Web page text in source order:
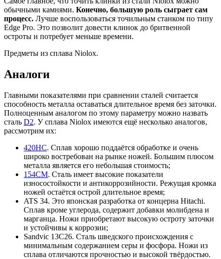
обычными камнями. Конечно, большую роль сыграет сам
процесс. Лучше воспользоваться точильным станком по типу
Edge Pro. Это позволит довести клинок до бритвенной
остроты и потребует меньше времени.
Предметы из сплава Niolox.
Аналоги
Главными показателями при сравнении сталей считается
способность металла оставаться длительное время без заточки.
Полноценным аналогом по этому параметру можно назвать
сталь D2. У сплава Niolox имеются ещё несколько аналогов,
рассмотрим их:
420НС. Сплав хорошо поддаётся обработке и очень
широко востребован на рынке ножей. Большим плюсом
металла является его небольшая стоимость;
154CM. Сталь имеет высокие показатели
износостойкости и антикоррозийности. Режущая кромка
ножей остаётся острой длительное время;
ATS 34. Это японская разработка от концерна Hitachi.
Сплав кроме углерода, содержит добавки молибдена и
марганца. Ножи приобретают высокую остроту заточки
и устойчивы к коррозии;
Sandvic 13C26. Сталь шведского происхождения с
минимальным содержанием серы и фосфора. Ножи из
сплава отличаются прочностью и высокой твёрдостью.